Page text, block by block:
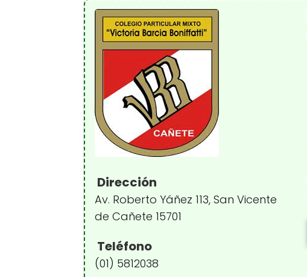
Dirección
Av. Roberto Yáñez 113, San Vicente
de Cañete 15701
Teléfono
(01) 5812038